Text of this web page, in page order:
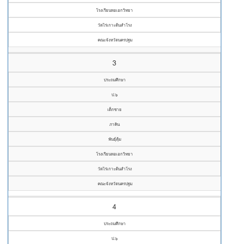
โรงเรียนหอเอกวิทยา
วัดไร่เกาะต้นสำโรง
คณะจังหวัดนครปฐม
3
ประถมศึกษา
ป.๖
เด็กชาย
ภาคิน
พันธุ์ตุ้ม
โรงเรียนหอเอกวิทยา
วัดไร่เกาะต้นสำโรง
คณะจังหวัดนครปฐม
4
ประถมศึกษา
ป.๖